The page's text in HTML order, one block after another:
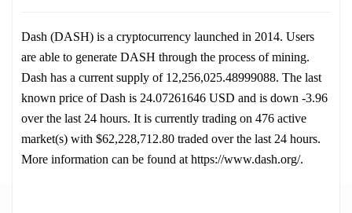
Dash (DASH) is a cryptocurrency launched in 2014. Users
are able to generate DASH through the process of mining.
Dash has a current supply of 12,256,025.48999088. The last
known price of Dash is 24.07261646 USD and is down -3.96
over the last 24 hours. It is currently trading on 476 active
market(s) with $62,228,712.80 traded over the last 24 hours.
More information can be found at https://www.dash.org/.